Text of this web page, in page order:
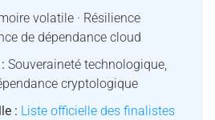
volatile · Résilience
de dépendance cloud
Souveraineté technologique,
cryptologique
: Liste officielle des finalistes